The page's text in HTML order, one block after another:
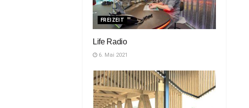
FREIZEIT
Life Radio
6. Mai 2021